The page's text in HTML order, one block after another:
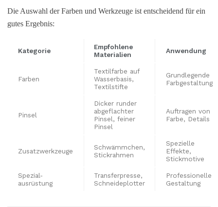
Die Auswahl der Farben und Werkzeuge ist entscheidend für ein
gutes Ergebnis:
Kategorie
Empfohlene
Materialien
Anwendung
Farben
Textilfarbe auf
Wasserbasis,
Textilstifte
Grundlegende
Farbgestaltung
Pinsel
Dicker runder
abgeflachter
Pinsel, feiner
Pinsel
Auftragen von
Farbe, Details
Zusatzwerkzeuge
Schwämmchen,
Stickrahmen
Spezielle
Effekte,
Stickmotive
Spezial-
ausrüstung
Transferpresse,
Schneideplotter
Professionelle
Gestaltung